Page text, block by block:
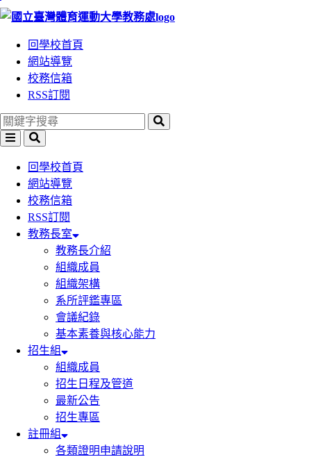
跳
區
塊
回學校首頁
網站導覽
校務信箱
RSS訂閱
回學校首頁
網站導覽
校務信箱
RSS訂閱
教務長室
教務長介紹
組織成員
組織架構
系所評鑑專區
會議紀錄
基本素養與核心能力
招生組
組織成員
招生日程及管道
最新公告
招生專區
註冊組
各類證明申請說明